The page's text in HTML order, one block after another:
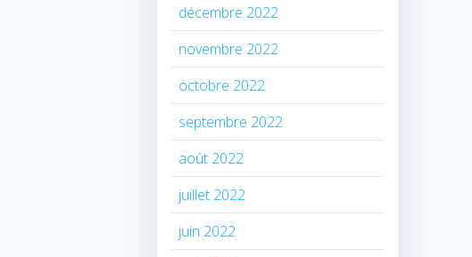
décembre 2022
novembre 2022
octobre 2022
septembre 2022
août 2022
juillet 2022
juin 2022